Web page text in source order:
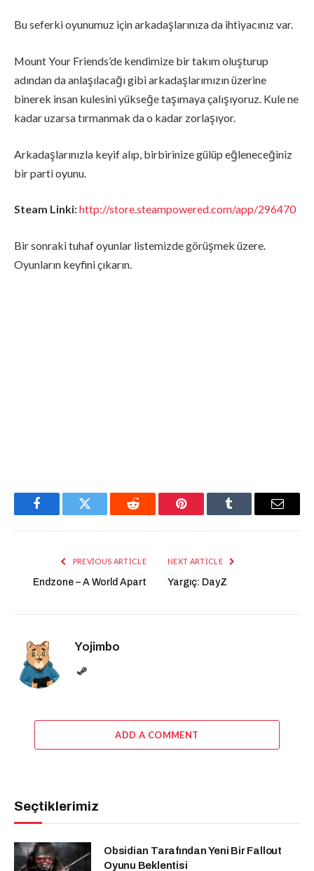
Bu seferki oyunumuz için arkadaşlarınıza da ihtiyacınız var.
Mount Your Friends’de kendimize bir takım oluşturup
adından da anlaşılacağı gibi arkadaşlarımızın üzerine
binerek insan kulesini yükseğe taşımaya çalışıyoruz. Kule ne
kadar uzarsa tırmanmak da o kadar zorlaşıyor.
Arkadaşlarınızla keyif alıp, birbirinize gülüp eğleneceğiniz
bir parti oyunu.
Steam Linki:http://store.steampowered.com/app/296470
Bir sonraki tuhaf oyunlar listemizde görüşmek üzere.
Oyunların keyfini çıkarın.
FacebookTwitter Reddit Pinterest Tumblr Email
PREVIOUS ARTICLE
Endzone – A World Apart
NEXT ARTICLE
Yargıç: DayZ
Yojimbo
Website
ADD A COMMENT
Seçtiklerimiz
Obsidian Tarafından Yeni Bir Fallout
Oyunu Beklentisi